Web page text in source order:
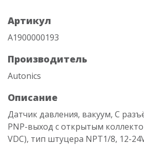
Артикул
A1900000193
Производитель
Autonics
Описание
Датчик давления, вакуум, С
PNP-выход с открытым
VDC), тип штуцера NPT1/8, 12-